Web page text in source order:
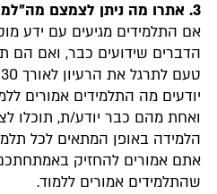
3. אתרו מה ניתן לצמצם מה"למידה הרגילה"
אם התלמידים מגיעים עם ידע
הדברים שידועים כבר, ואם הם
יודעים מה התלמידים אמורים
ואחת מהם כבר יודע/ת, תוכלו
הלמידה באופן המתאים לכל
אתם אמורים להחזיק
שהתלמידים אמורים ללמוד.